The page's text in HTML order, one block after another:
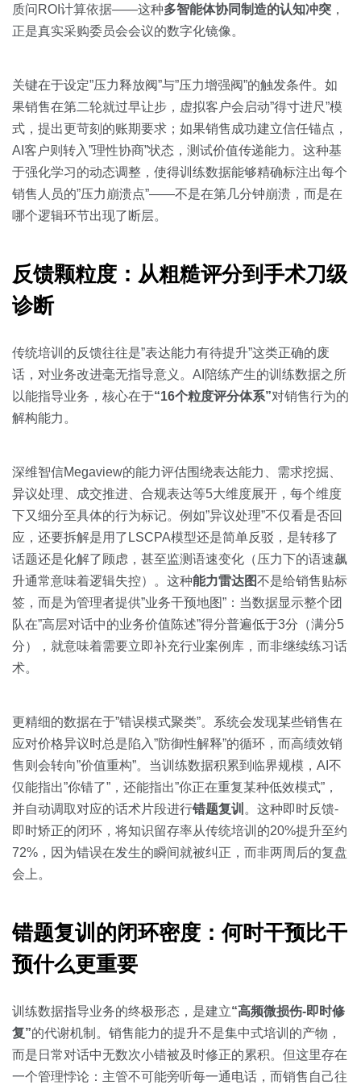
质问ROI计算依据——这种多智能体协同制造的认知冲突 ，
正是真实采购委员会会议的数字化镜像。
关键在于设定”压力释放阀”与”压力增强阀”的触发条件。如
果销售在第二轮就过早让步，虚拟客户会启动”得寸进尺”模
式，提出更苛刻的账期要求；如果销售成功建立信任锚点，
AI客户则转入”理性协商”状态，测试价值传递能力。这种基
于强化学习的动态调整，使得训练数据能够精确标注出每个
销售人员的”压力崩溃点”——不是在第几分钟崩溃，而是在
哪个逻辑环节出现了断层。
反馈颗粒度：从粗糙评分到手术刀级
诊断
传统培训的反馈往往是”表达能力有待提升”这类正确的废
话，对业务改进毫无指导意义。AI陪练产生的训练数据之所
以能指导业务，核心在于“16个粒度评分体系”对销售行为的
解构能力。
深维智信Megaview的能力评估围绕表达能力、需求挖掘、
异议处理、成交推进、合规表达等5大维度展开，每个维度
下又细分至具体的行为标记。例如”异议处理”不仅看是否回
应，还要拆解是用了LSCPA模型还是简单反驳，是转移了
话题还是化解了顾虑，甚至监测语速变化（压力下的语速飙
升通常意味着逻辑失控）。这种能力雷达图不是给销售贴标
签，而是为管理者提供”业务干预地图”：当数据显示整个团
队在”高层对话中的业务价值陈述”得分普遍低于3分（满分5
分），就意味着需要立即补充行业案例库，而非继续练习话
术。
更精细的数据在于”错误模式聚类”。系统会发现某些销售在
应对价格异议时总是陷入”防御性解释”的循环，而高绩效销
售则会转向”价值重构”。当训练数据积累到临界规模，AI不
仅能指出”你错了”，还能指出”你正在重复某种低效模式”，
并自动调取对应的话术片段进行错题复训 。这种即时反馈-
即时矫正的闭环，将知识留存率从传统培训的20%提升至约
72%，因为错误在发生的瞬间就被纠正，而非两周后的复盘
会上。
错题复训的闭环密度：何时干预比干
预什么更重要
训练数据指导业务的终极形态，是建立“高频微损伤-即时修
复”的代谢机制。销售能力的提升不是集中式培训的产物，
而是日常对话中无数次小错被及时修正的累积。但这里存在
一个管理悖论：主管不可能旁听每一通电话，而销售自己往